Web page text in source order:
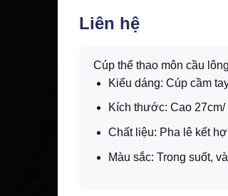
Liên hệ
Cúp thể thao môn cầu
Kiểu dáng: Cúp cầm
Kích thước: Cao 27cm/
Chất liệu: Pha lê kết
Màu sắc: Trong suốt,